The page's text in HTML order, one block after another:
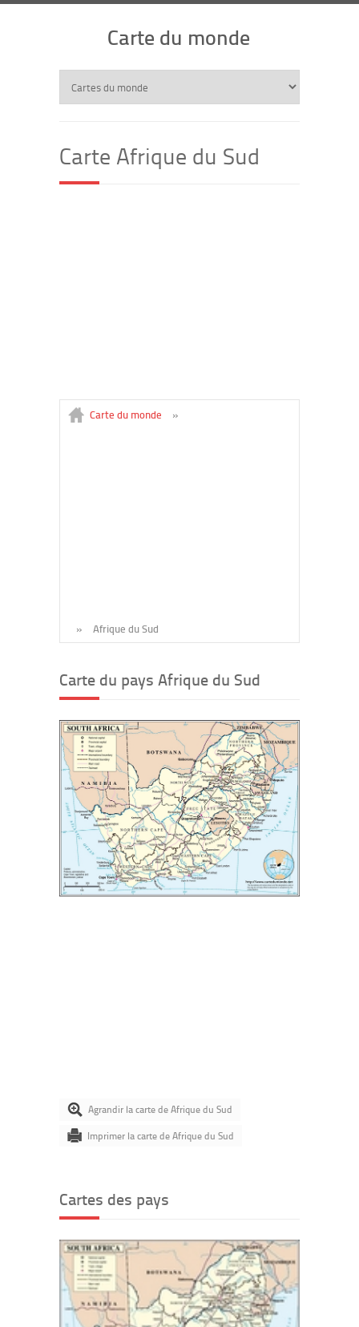
Carte du monde
Carte Afrique du Sud
Carte du monde »
» Afrique du Sud
Carte du pays Afrique du Sud
Agrandir la carte de Afrique du Sud
Imprimer la carte de Afrique du Sud
Cartes des pays